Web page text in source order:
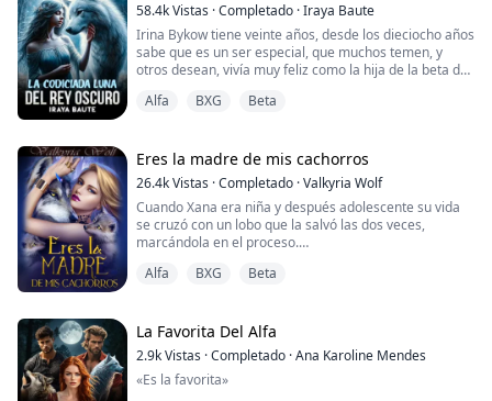
58.4kVistas ·Completado ·Iraya Baute
Irina Bykow tiene veinte años, desde los dieciocho años
sabe que es un ser especial, que muchos temen, y
otros desean, vivía muy feliz como la hija de la beta de
fuera, la futura Luna. Pero nada fue como ellos
Gamma. El tipo de lobo más raro, ...
Alfa BXG Beta
Eres la madre de mis cachorros
26.4kVistas ·Completado ·Valkyria Wolf
Cuando Xana era niña y después adolescente su vida
se cruzó con un lobo que la salvó las dos veces,
marcándola en el proceso.
ha sido entregada a ese mismo lobo como tributo con
descendencia en ella con la intención de reclamarla
des...
Alfa BXG Beta
La Favorita Del Alfa
2.9kVistas ·Completado ·Ana Karoline Mendes
«Es la favorita»